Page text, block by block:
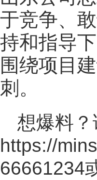
于竞争、
持和指导
围绕项目
刺。
想爆料
https://
66661234